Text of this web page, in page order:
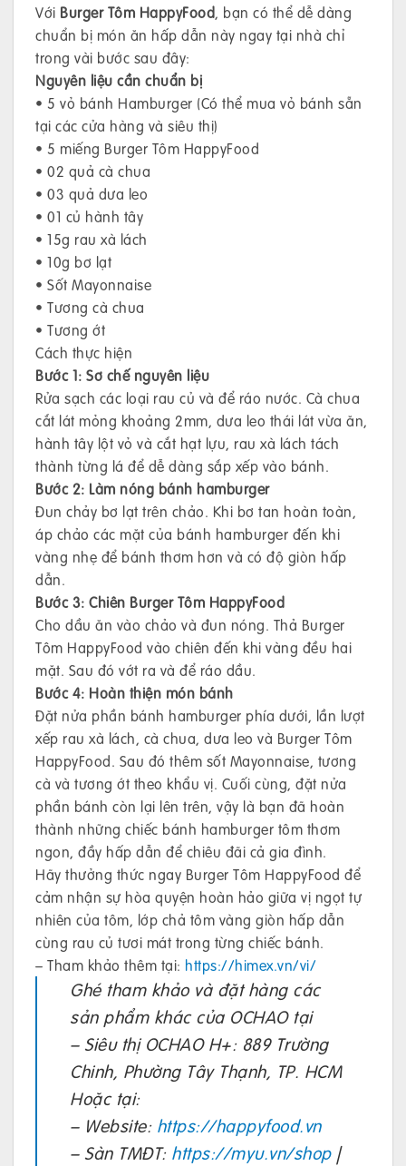
Với Burger Tôm HappyFood, bạn có thể dễ dàng
chuẩn bị món ăn hấp dẫn này ngay tại nhà chỉ
trong vài bước sau đây:
Nguyên liệu cần chuẩn bị
• 5 vỏ bánh Hamburger (Có thể mua vỏ bánh sẵn
tại các cửa hàng và siêu thị)
• 5 miếng Burger Tôm HappyFood
• 02 quả cà chua
• 03 quả dưa leo
• 01 củ hành tây
• 15g rau xà lách
• 10g bơ lạt
• Sốt Mayonnaise
• Tương cà chua
• Tương ớt
Cách thực hiện
Bước 1: Sơ chế nguyên liệu
Rửa sạch các loại rau củ và để ráo nước. Cà chua
cắt lát mỏng khoảng 2mm, dưa leo thái lát vừa ăn,
hành tây lột vỏ và cắt hạt lựu, rau xà lách tách
thành từng lá để dễ dàng sắp xếp vào bánh.
Bước 2: Làm nóng bánh hamburger
Đun chảy bơ lạt trên chảo. Khi bơ tan hoàn toàn,
áp chảo các mặt của bánh hamburger đến khi
vàng nhẹ để bánh thơm hơn và có độ giòn hấp
dẫn.
Bước 3: Chiên Burger Tôm HappyFood
Cho dầu ăn vào chảo và đun nóng. Thả Burger
Tôm HappyFood vào chiên đến khi vàng đều hai
mặt. Sau đó vớt ra và để ráo dầu.
Bước 4: Hoàn thiện món bánh
Đặt nửa phần bánh hamburger phía dưới, lần lượt
xếp rau xà lách, cà chua, dưa leo và Burger Tôm
HappyFood. Sau đó thêm sốt Mayonnaise, tương
cà và tương ớt theo khẩu vị. Cuối cùng, đặt nửa
phần bánh còn lại lên trên, vậy là bạn đã hoàn
thành những chiếc bánh hamburger tôm thơm
ngon, đầy hấp dẫn để chiêu đãi cả gia đình.
Hãy thưởng thức ngay Burger Tôm HappyFood để
cảm nhận sự hòa quyện hoàn hảo giữa vị ngọt tự
nhiên của tôm, lớp chả tôm vàng giòn hấp dẫn
cùng rau củ tươi mát trong từng chiếc bánh.
– Tham khảo thêm tại: https://himex.vn/vi/
Ghé tham khảo và đặt hàng các
sản phẩm khác của OCHAO tại
– Siêu thị OCHAO H+: 889 Trường
Chinh, Phường Tây Thạnh, TP. HCM
Hoặc tại:
– Website: https://happyfood.vn
– Sàn TMĐT: https://myu.vn/shop|